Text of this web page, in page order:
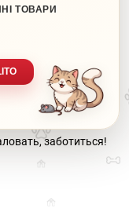
ТОВАРИ
11-17
заботиться!